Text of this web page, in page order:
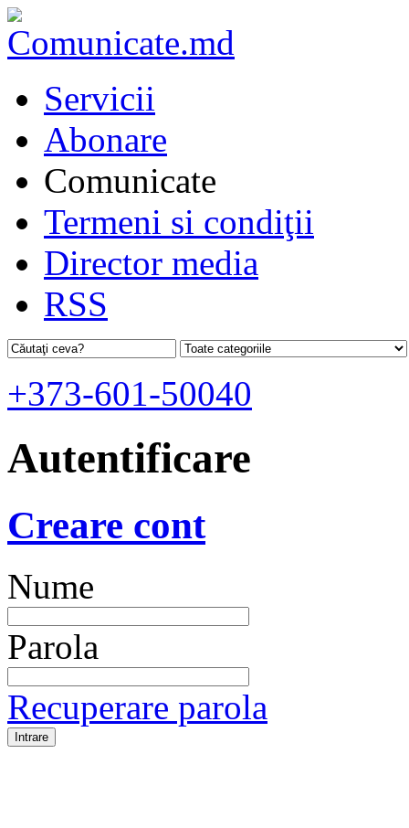
Servicii
Abonare
Comunicate
Termeni si condiţii
Director media
RSS
+373-601-50040
Autentificare
Creare cont
Nume
Parola
Recuperare parola